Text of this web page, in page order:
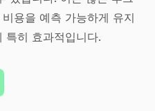
용을 예측 가능하게 유지
특히 효과적입니다.